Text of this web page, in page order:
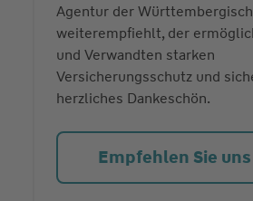
Agentur der
weiterempfiehlt, der
und Verwandten starken
Versicherungsschutz und
herzliches Dankeschön.
Empfehlen Sie